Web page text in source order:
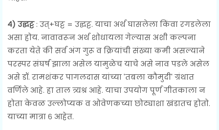
४) उद्घट्ट: उत्+घट्ट = उद्घट्ट. याचा अर्थ घासलेला किंवा रगडलेला
असा होय. नावावरून अर्थ शोधायला गेल्यास अशी कल्पना
करता येते की सर्व अंग गुरू व क्रियांची संख्या कमी असल्याने
परस्पर संघर्ष झाला असेल यामुळेच याचे असे नाव पडले असेल
असे डॉ. रामशंकर पागलदास यांच्या 'तबला कौमुदी' ग्रंथात
वर्णिले आहे. हा ताल त्र्यश्र आहे. याचा उपयोग पूर्ण गीतकाला न
होता केवळ उल्लोप्यक व ओवेणकच्या छोट्याशा खंडातच होतो.
याच्या मात्रा ६ आहेत.